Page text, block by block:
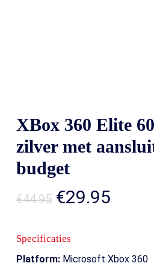
XBox 360 Elite
zilver met
budget
€44.95
was:
€44.95.
€29.95
Specificaties
Platform:Microsoft Xbox 360